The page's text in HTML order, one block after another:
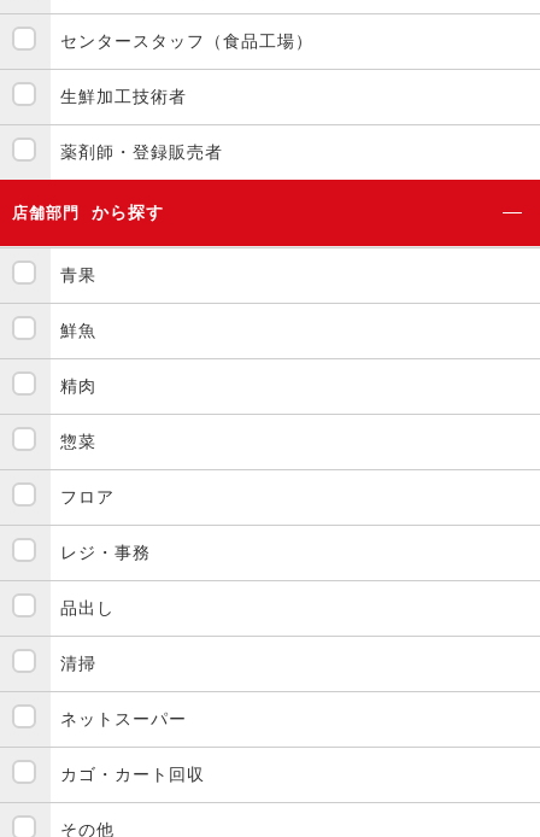
センタースタッフ（食品工場）
生鮮加工技術者
薬剤師・登録販売者
店舗部門 から探す
青果
鮮魚
精肉
惣菜
フロア
レジ・事務
品出し
清掃
ネットスーパー
カゴ・カート回収
その他